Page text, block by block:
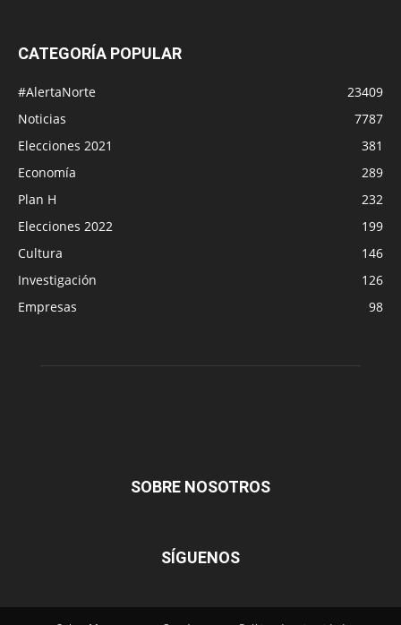
CATEGORÍA POPULAR
#AlertaNorte
23409
Noticias
7787
Elecciones 2021
381
Economía
289
Plan H
232
Elecciones 2022
199
Cultura
146
Investigación
126
Empresas
98
SOBRE NOSOTROS
SÍGUENOS